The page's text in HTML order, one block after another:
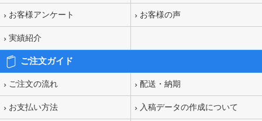
お客様アンケート お客様の声
実績紹介
ご注文ガイド
ご注文の流れ 配送・納期
お支払い方法 入稿データの作成について